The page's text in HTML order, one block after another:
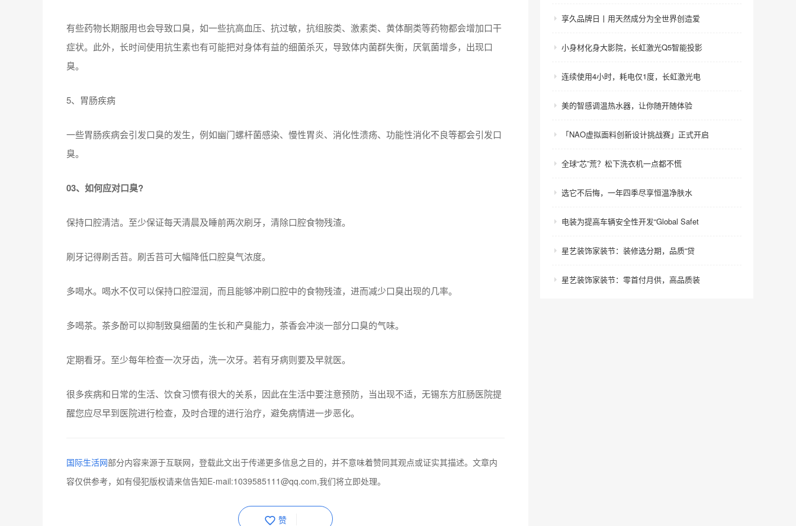
有些药物长期服用也会导致口臭，如一些抗高血压、抗过敏，抗组胺类、激素类、黄体酮类等药物都会增加口干
症状。此外，长时间使用抗生素也有可能把对身体有益的细菌杀灭，导致体内菌群失衡，厌氧菌增多，出现口
臭。
5、胃肠疾病
一些胃肠疾病会引发口臭的发生，例如幽门螺杆菌感染、慢性胃炎、消化性溃疡、功能性消化不良等都会引发口
臭。
03、如何应对口臭?
保持口腔清洁。至少保证每天清晨及睡前两次刷牙，清除口腔食物残渣。
刷牙记得刷舌苔。刷舌苔可大幅降低口腔臭气浓度。
多喝水。喝水不仅可以保持口腔湿润，而且能够冲刷口腔中的食物残渣，进而减少口臭出现的几率。
多喝茶。茶多酚可以抑制致臭细菌的生长和产臭能力，茶香会冲淡一部分口臭的气味。
定期看牙。至少每年检查一次牙齿，洗一次牙。若有牙病则要及早就医。
很多疾病和日常的生活、饮食习惯有很大的关系，因此在生活中要注意预防，当出现不适，无锡东方肛肠医院提
醒您应尽早到医院进行检查，及时合理的进行治疗，避免病情进一步恶化。
国际生活网部分内容来源于互联网，登载此文出于传递更多信息之目的，并不意味着赞同其观点或证实其描述。文章内
容仅供参考，如有侵犯版权请来信告知E-mail:1039585111@qq.com,我们将立即处理。
赞
享久品牌日丨用天然成分为全世界创造爱
小身材化身大影院，长虹激光Q5智能投影
连续使用4小时，耗电仅1度，长虹激光电
美的智感调温热水器，让你随开随体验
「NAO虚拟面料创新设计挑战赛」正式开启
全球“芯”荒？松下洗衣机一点都不慌
选它不后悔，一年四季尽享恒温净肤水
电装为提高车辆安全性开发“Global Safet
星艺装饰家装节：装修选分期，品质“贷
星艺装饰家装节：零首付月供，高品质装